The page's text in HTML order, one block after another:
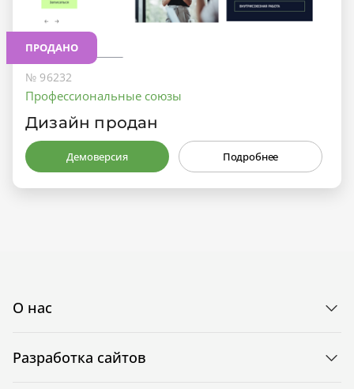
ПРОДАНО
№ 96232
Профессиональные союзы
Дизайн продан
Демоверсия Подробнее
О нас
Разработка сайтов